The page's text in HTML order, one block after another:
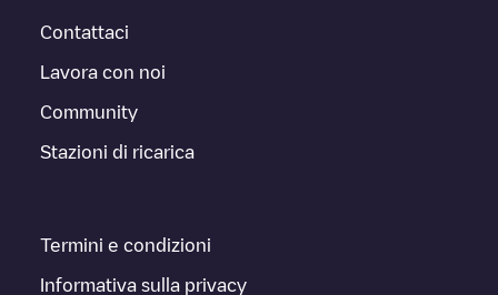
Contattaci
Lavora con noi
Community
Stazioni di ricarica
Termini e condizioni
Informativa sulla privacy